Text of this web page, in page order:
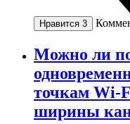
Нравится 3
Можно ли
точкам Wi-
ширины